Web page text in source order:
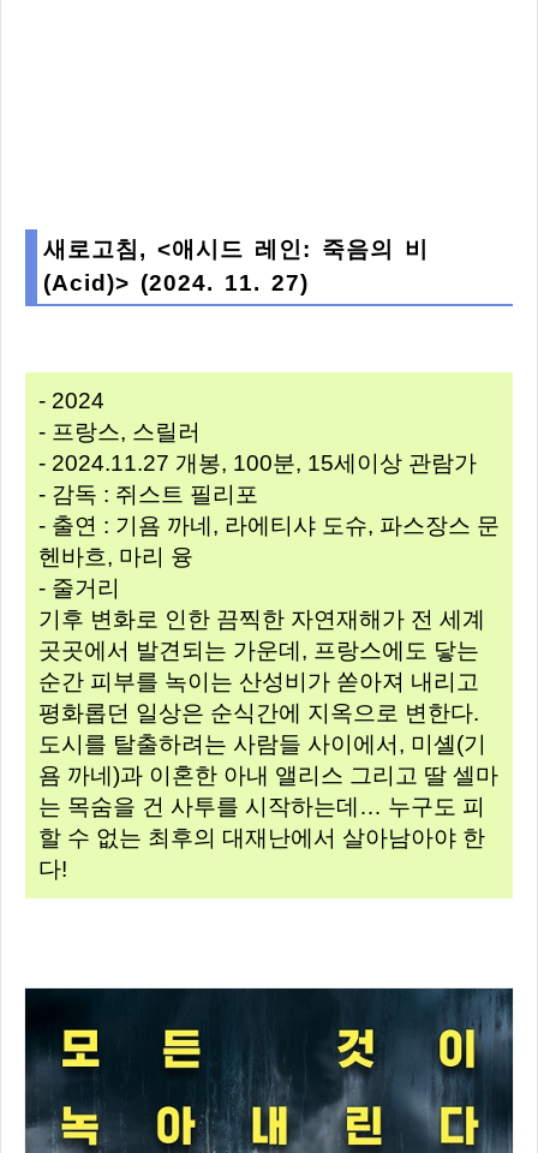
새로고침, <애시드 레인: 죽음의 비
(Acid)> (2024. 11. 27)
- 2024
- 프랑스, 스릴러
- 2024.11.27 개봉, 100분, 15세이상 관람가
- 감독 : 쥐스트 필리포
- 출연 : 기욤 까네, 라에티샤 도슈, 파스장스 문
헨바흐, 마리 융
- 줄거리
기후 변화로 인한 끔찍한 자연재해가 전 세계
곳곳에서 발견되는 가운데, 프랑스에도 닿는
순간 피부를 녹이는 산성비가 쏟아져 내리고
평화롭던 일상은 순식간에 지옥으로 변한다.
도시를 탈출하려는 사람들 사이에서, 미셸(기
욤 까네)과 이혼한 아내 앨리스 그리고 딸 셀마
는 목숨을 건 사투를 시작하는데… 누구도 피
할 수 없는 최후의 대재난에서 살아남아야 한
다!